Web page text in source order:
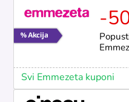
-
Svi Emmezeta kuponi